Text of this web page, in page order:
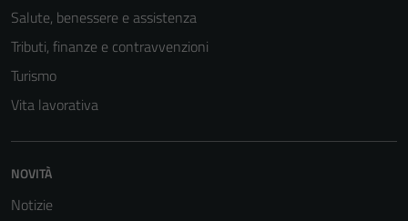
Salute, benessere e assistenza
Tributi, finanze e contravvenzioni
Turismo
Vita lavorativa
NOVITÀ
Notizie